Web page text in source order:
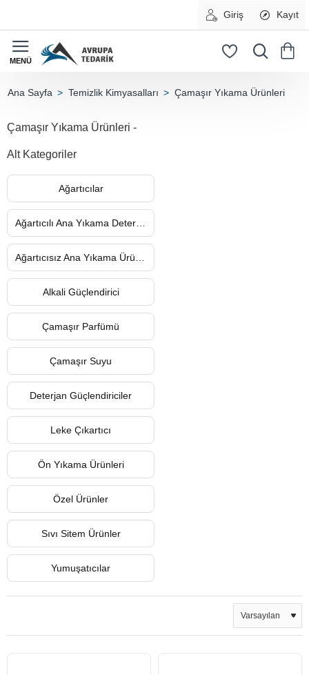
Giriş Kayıt
Temizlik Kimyasalları Çamaşır Yıkama Ürünleri
Çamaşır Yıkama Ürünleri -
Alt Kategoriler
Ağartıcılar
Alkali Güçlendirici
Çamaşır Parfümü
Çamaşır Suyu
Deterjan Güçlendiriciler
Leke Çıkartıcı
Ön Yıkama Ürünleri
Özel Ürünler
Sıvı Sitem Ürünler
Yumuşatıcılar